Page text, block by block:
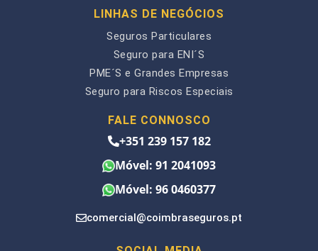
LINHAS DE NEGÓCIOS
Seguros Particulares
Seguro para ENI´S
PME´S e Grandes Empresas
Seguro para Riscos Especiais
FALE CONNOSCO
+351 239 157 182
Móvel: 91 2041093
Móvel: 96 0460377
comercial@coimbraseguros.pt